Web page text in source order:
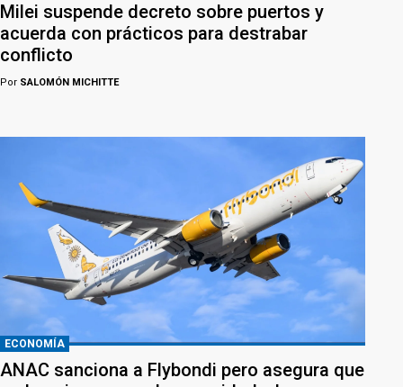
Milei suspende decreto sobre puertos y
acuerda con prácticos para destrabar
conflicto
Por SALOMÓN MICHITTE
ECONOMÍA
ANAC sanciona a Flybondi pero asegura que